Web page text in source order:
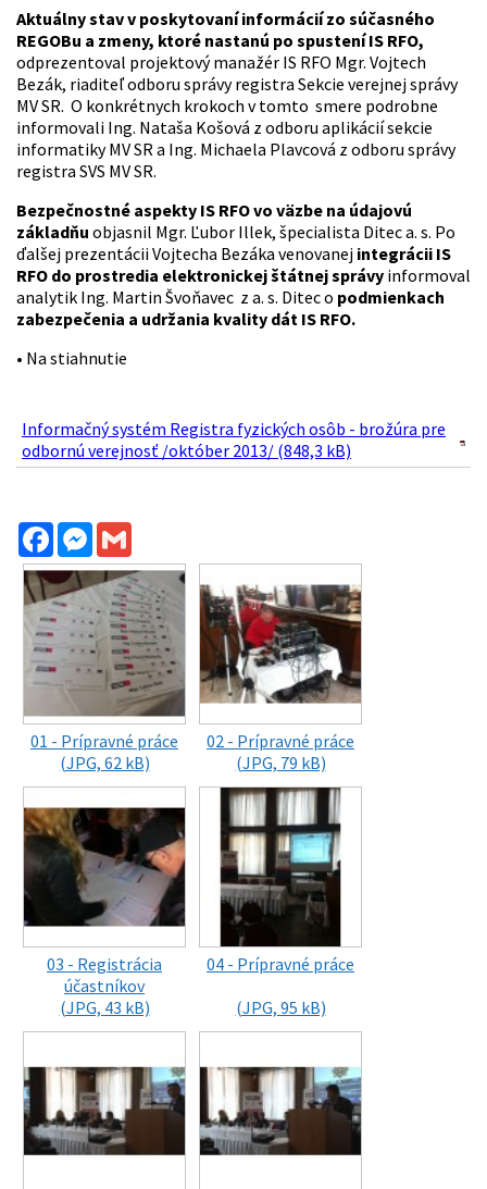
Aktuálny stav v poskytovaní informácií zo súčasného
REGOBu a zmeny, ktoré nastanú po spustení IS RFO,
odprezentoval projektový manažér IS RFO Mgr. Vojtech
Bezák, riaditeľ odboru správy registra Sekcie verejnej správy
MV SR. O konkrétnych krokoch v tomto smere podrobne
informovali Ing. Nataša Košová z odboru aplikácií sekcie
informatiky MV SR a Ing. Michaela Plavcová z odboru správy
registra SVS MV SR.
Bezpečnostné aspekty IS RFO vo väzbe na údajovú
základňu objasnil Mgr. Ľubor Illek, špecialista Ditec a. s. Po
ďalšej prezentácii Vojtecha Bezáka venovanej integrácii IS
RFO do prostredia elektronickej štátnej správy informoval
analytik Ing. Martin Švoňavec z a. s. Ditec o podmienkach
zabezpečenia a udržania kvality dát IS RFO.
• Na stiahnutie
Informačný systém Registra fyzických osôb - brožúra pre
odbornú verejnosť /október 2013/ (848,3 kB)
FacebookMessenger
01 - Prípravné práce
(JPG, 62 kB)
02 - Prípravné práce
(JPG, 79 kB)
03 - Registrácia
účastníkov
(JPG, 43 kB)
04 - Prípravné práce
(JPG, 95 kB)